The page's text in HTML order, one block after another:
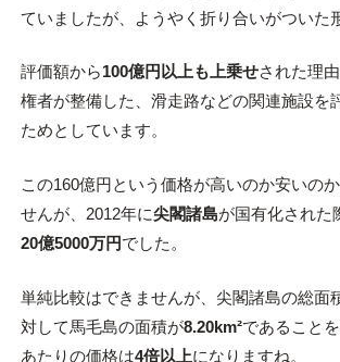
ていましたが、ようやく折り合いがついた
評価額から100億円以上も上乗せされた理
権者が整備した、滑走路などの関連施設を
ためとしています。
この160億円という価格が高いのか安いの
せんが、2012年に尖閣諸島が国有化された
20億5000万円でした。
単純比較はできませんが、尖閣諸島の総面
対して馬毛島の面積が8.20km²であること
あたりの価格は4倍以上になりますね。